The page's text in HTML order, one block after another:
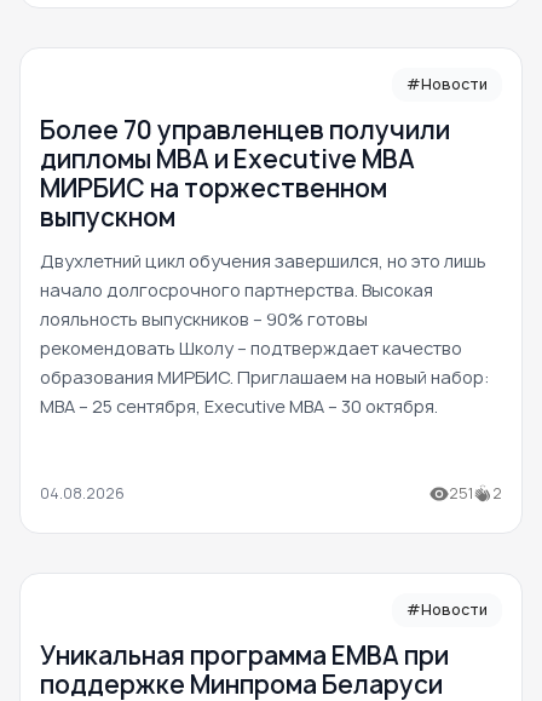
#Новости
Более 70 управленцев получили
дипломы MBA и Executive MBA
МИРБИС на торжественном
выпускном
Двухлетний цикл обучения завершился, но это лишь
начало долгосрочного партнерства. Высокая
лояльность выпускников – 90% готовы
рекомендовать Школу – подтверждает качество
образования МИРБИС. Приглашаем на новый набор:
MBA – 25 сентября, Executive MBA – 30 октября.
04.08.2026 251 2
#Новости
Уникальная программа ЕМВА при
поддержке Минпрома Беларуси